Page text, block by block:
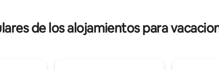
24 horas y estacionamiento
aeropuerto también está a
vehículo opcional para explorar
($45 por día).
de los alojamientos para